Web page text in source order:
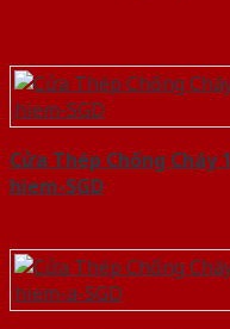
Cửa Thép Chống
hiem-SGD